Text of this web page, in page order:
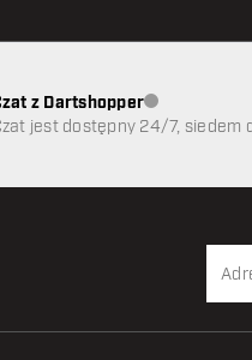
z DartshopperObsługa
jest dostępny 24/7, siedem